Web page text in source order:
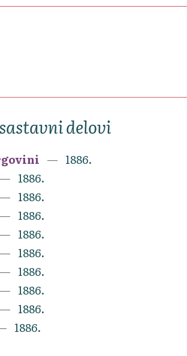
delovi
1886.
1886.
1886.
1886.
1886.
1886.
1886.
1886.
1886.
1886.